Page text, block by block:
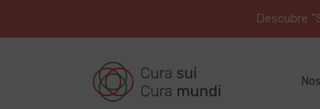
Descubre